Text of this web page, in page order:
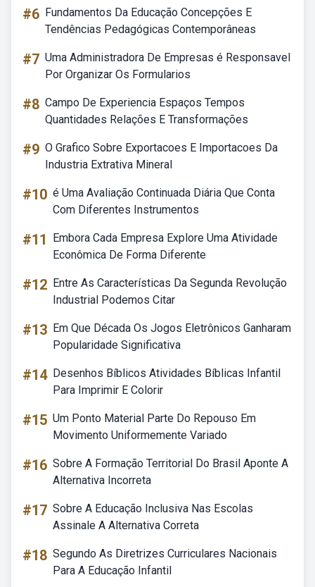
#6 Fundamentos Da Educação Concepções E
Tendências Pedagógicas Contemporâneas
#7 Uma Administradora De Empresas é Responsavel
Por Organizar Os Formularios
#8 Campo De Experiencia Espaços Tempos
Quantidades Relações E Transformações
#9 O Grafico Sobre Exportacoes E Importacoes Da
Industria Extrativa Mineral
#10 é Uma Avaliação Continuada Diária Que Conta
Com Diferentes Instrumentos
#11
Embora Cada Empresa Explore Uma Atividade
Econômica De Forma Diferente
#12 Entre As Características Da Segunda Revolução
Industrial Podemos Citar
#13 Em Que Década Os Jogos Eletrônicos Ganharam
Popularidade Significativa
#14 Desenhos Bíblicos Atividades Bíblicas Infantil
Para Imprimir E Colorir
#15 Um Ponto Material Parte Do Repouso Em
Movimento Uniformemente Variado
#16 Sobre A Formação Territorial Do Brasil Aponte A
Alternativa Incorreta
#17 Sobre A Educação Inclusiva Nas Escolas
Assinale A Alternativa Correta
#18 Segundo As Diretrizes Curriculares Nacionais
Para A Educação Infantil